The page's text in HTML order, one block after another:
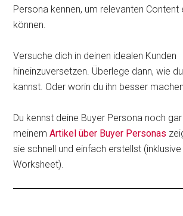
Persona kennen, um relevanten Content
können.
Versuche dich in deinen idealen Kunden
hineinzuversetzen. Überlege dann, wie
kannst. Oder worin du ihn besser
Du kennst deine Buyer Persona noch
meinemArtikel über Buyer Personas
sie schnell und einfach erstellst
Worksheet).